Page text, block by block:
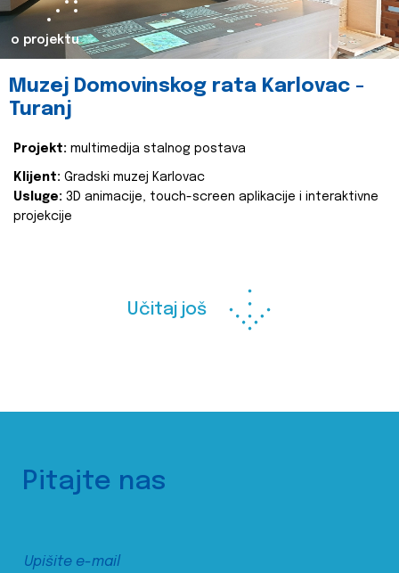
o projektu
Muzej Domovinskog rata Karlovac -
Turanj
Projekt: multimedija stalnog postava
Klijent: Gradski muzej Karlovac
Usluge: 3D animacije, touch-screen aplikacije i interaktivne
projekcije
Učitaj još
Pitajte nas